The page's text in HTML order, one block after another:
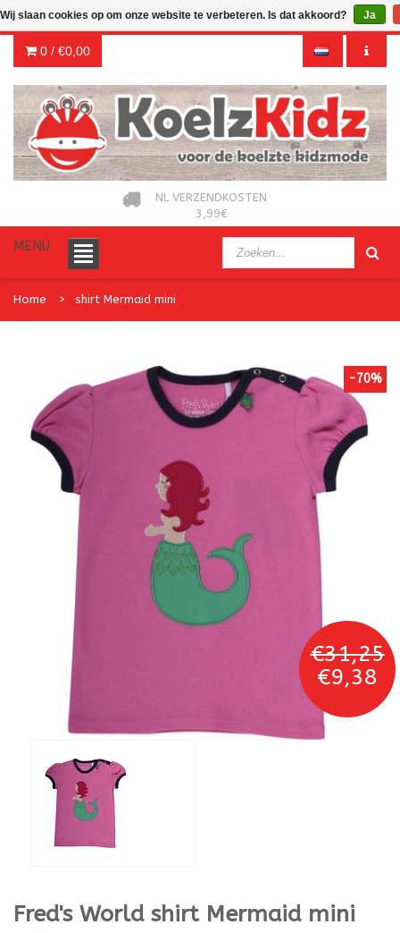
0 / €0,00
NL VERZENDKOSTEN
3,99€
MENU
Home shirt Mermaid mini
-70%
€31,25
€9,38
Fred's World shirt Mermaid mini
Wij slaan cookies op om onze website te verbeteren. Is dat akkoord? Ja